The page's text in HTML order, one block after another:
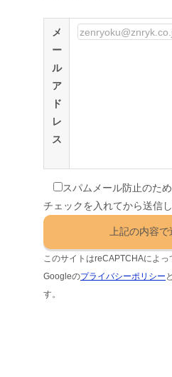
メ
ー
ル
ア
ド
レ
ス
スパムメール防止のた
チェックを入れてから送信し
このサイトはreCAPTCHAによっ
Googleのプライバシーポリシー
す。